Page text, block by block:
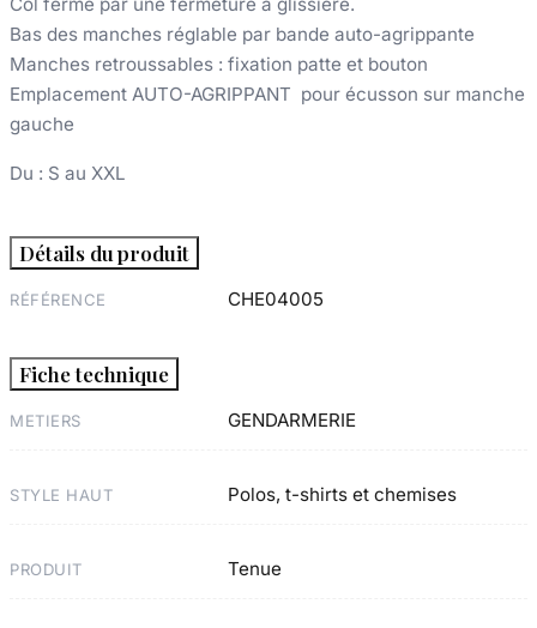
Bas des manches réglable par bande auto-agrippante
Manches retroussables : fixation patte et bouton
Emplacement AUTO-AGRIPPANT pour écusson sur manche
gauche
Du : S au XXL
Détails du produit
RÉFÉRENCE CHE04005
Fiche technique
METIERS GENDARMERIE
STYLE HAUT Polos, t-shirts et chemises
PRODUIT Tenue